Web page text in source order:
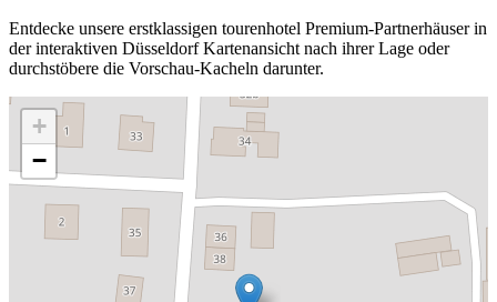
Entdecke unsere erstklassigen tourenhotel Premium-Partnerhäuser in
der interaktiven Düsseldorf Kartenansicht nach ihrer Lage oder
durchstöbere die Vorschau-Kacheln darunter.
+
−